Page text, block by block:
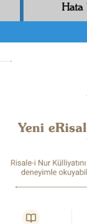
değil
Bir Parçası